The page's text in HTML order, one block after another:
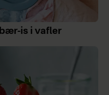
is i vafler